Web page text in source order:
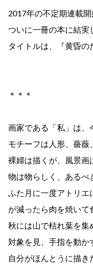
2017年の不定期連載開
ついに一冊の本に結実
タイトルは、『黄昏の
＊＊＊
画家である「私」は、
モチーフは人形、薔
裸婦は描くが、風景画
物は物らしく、あるべ
ふた月に一度アトリエ
が減ったら肉を焼いて
秋には山で枯れ葉を集
対象を見、手指を動か
自分がほんとうに描